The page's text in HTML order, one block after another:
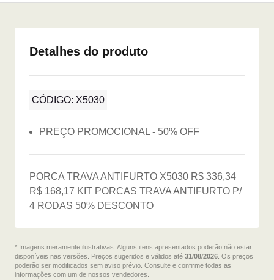
Detalhes do produto
CÓDIGO: X5030
PREÇO PROMOCIONAL - 50% OFF
PORCA TRAVA ANTIFURTO X5030 R$ 336,34
R$ 168,17 KIT PORCAS TRAVA ANTIFURTO P/
4 RODAS 50% DESCONTO
* Imagens meramente ilustrativas. Alguns itens apresentados poderão não estar
disponíveis nas versões. Preços sugeridos e válidos até 31/08/2026 . Os preços
poderão ser modificados sem aviso prévio. Consulte e confirme todas as
informações com um de nossos vendedores.